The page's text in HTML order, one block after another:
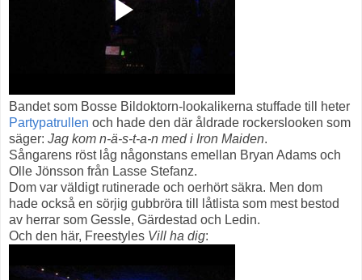
Bandet som Bosse Bildoktorn-lookalikerna stuffade till heter
Partypatrullen och hade den där åldrade rockerslooken som
säger: Jag kom n-ä-s-t-a-n med i Iron Maiden.
Sångarens röst låg någonstans emellan Bryan Adams och
Olle Jönsson från Lasse Stefanz.
Dom var väldigt rutinerade och oerhört säkra. Men dom
hade också en sörjig gubbröra till låtlista som mest bestod
av herrar som Gessle, Gärdestad och Ledin.
Och den här, Freestyles Vill ha dig: